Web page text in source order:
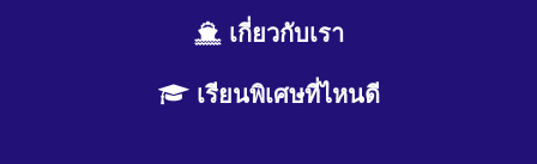
เกี่ยวกับเรา
เรียนพิเศษที่ไหนดี